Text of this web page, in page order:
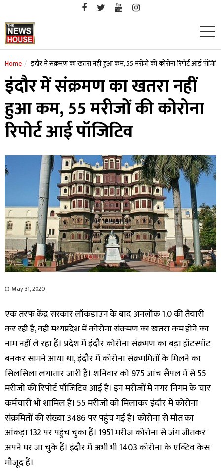
content
Home इंदौर में संक्रमण का खतरा नहीं हुआ कम, 55 मरीजों की कोरोना रिपोर्ट आई
इंदौर में संक्रमण का खतरा नहीं
हुआ कम, 55 मरीजों की कोरोना
रिपोर्ट आई पॉजिटिव
May 31, 2020
एक तरफ केंद्र सरकार लॉकडाउन के बाद अनलॉक 1.0 की तैयारी
कर रही हैं, वही मध्यप्रदेश में कोरोना संक्रमण का खतरा कम होने का
नाम नहीं ले रहा हैं। प्रदेश में इंदौर कोरोना संक्रमण का बड़ा हॉटस्पॉट
बनकर सामने आया था, इंदौर में कोरोना संक्रममितों के मिलने का
सिलसिला लगातार जारी हैं। शनिवार को 975 जांच सैंपल में से 55
मरीजों की रिपोर्ट पॉजिटिव आई हैं। इन मरीजों में नगर निगम के चार
कर्मचारी भी शामिल हैं। 55 मरीजों को मिलाकर इंदौर में कोरोना
संक्रमितों की संख्या 3486 पर पहुंच गई हैं। कोरोना से मौत का
आंकड़ा 132 पर पहुंच चुका हैं। 1951 मरीज कोरोना से जंग जीतकर
अपने घर जा चुके हैं। इंदौर में अभी भी 1403 कोरोना के एक्टिव केस
मौजूद हैं।